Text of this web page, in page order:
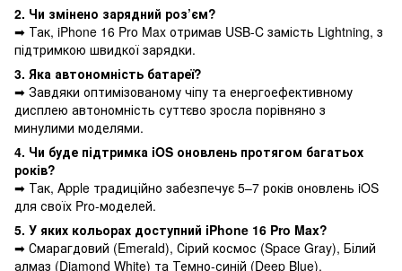
2. Чи змінено зарядний роз’єм?
➡ Так, iPhone 16 Pro Max отримав USB-C замість Lightning, з
підтримкою швидкої зарядки.
3. Яка автономність батареї?
➡ Завдяки оптимізованому чіпу та енергоефективному
дисплею автономність суттєво зросла порівняно з
минулими моделями.
4. Чи буде підтримка iOS оновлень протягом багатьох
років?
➡ Так, Apple традиційно забезпечує 5–7 років оновлень iOS
для своїх Pro-моделей.
5. У яких кольорах доступний iPhone 16 Pro Max?
➡ Смарагдовий (Emerald), Сірий космос (Space Gray), Білий
алмаз (Diamond White) та Темно-синій (Deep Blue).